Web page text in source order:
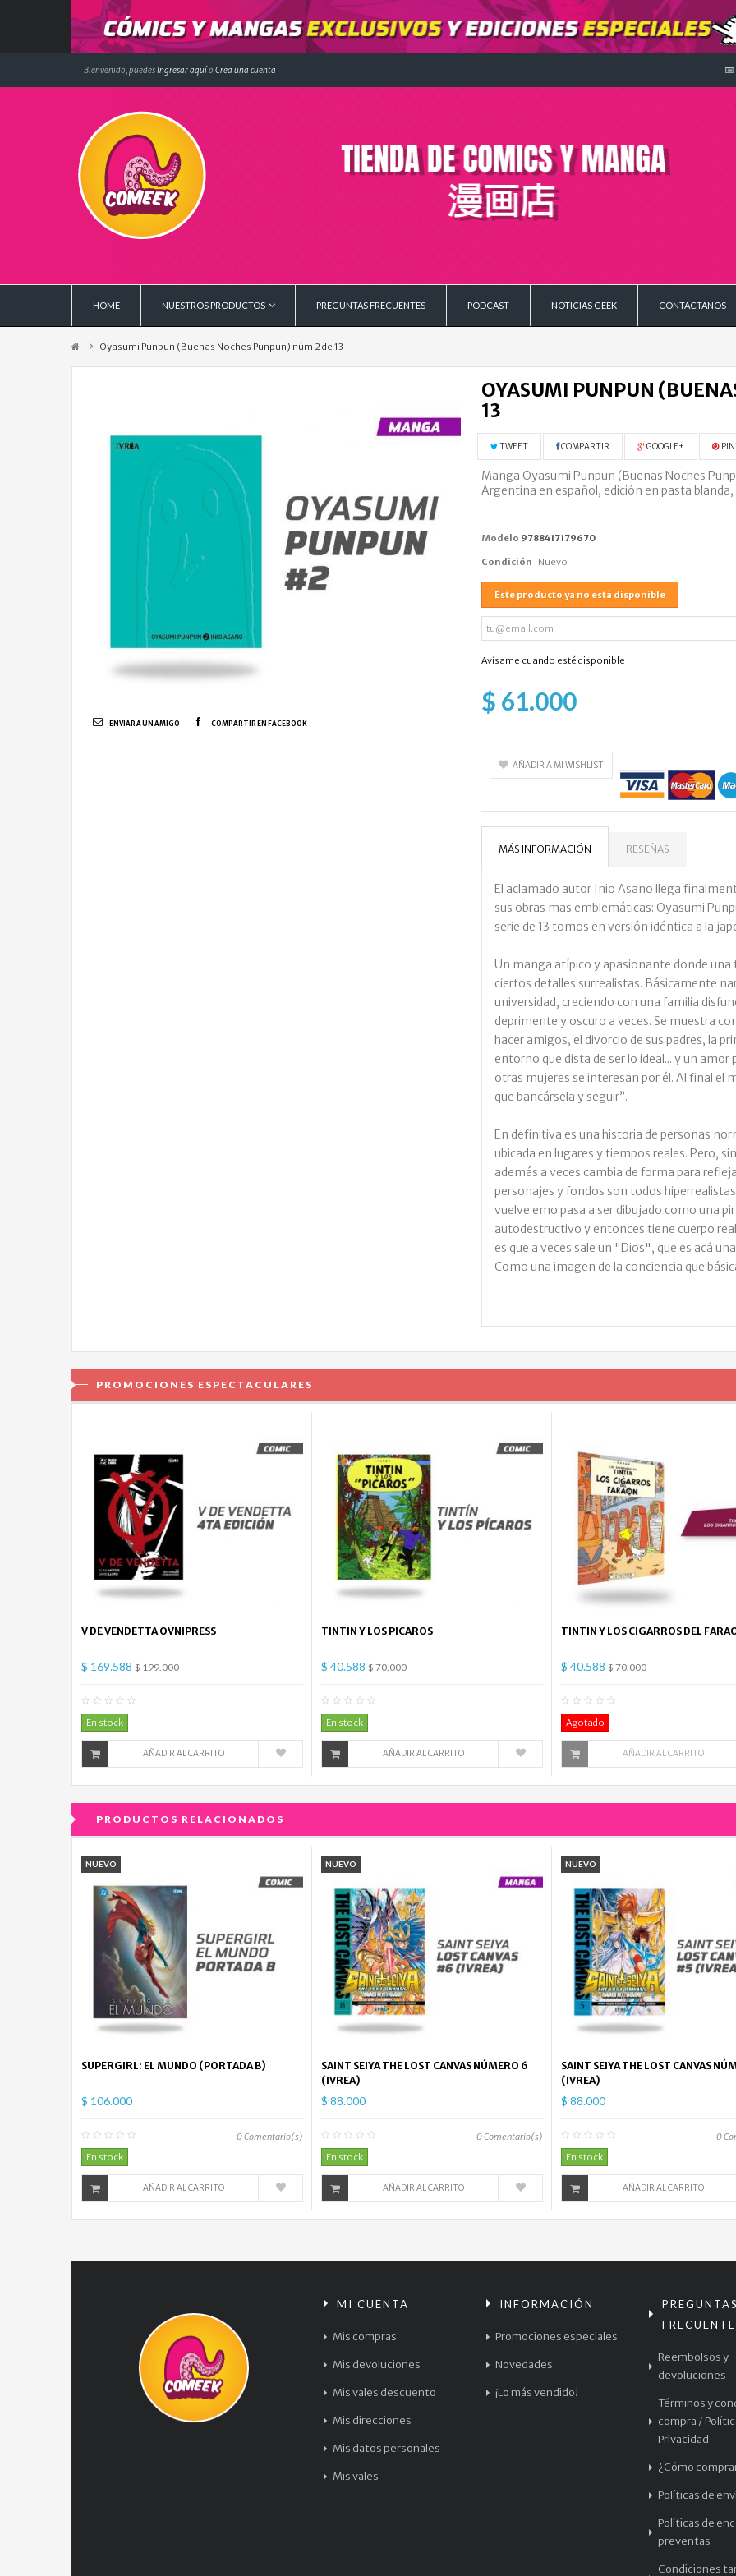
Bienvenido, puedesIngresar aquío Crea una cuenta
HOME NUESTROS PRODUCTOS PREGUNTAS FRECUENTES PODCAST NOTICIAS GEEK CONTÁCTANOS
Oyasumi Punpun (Buenas Noches Punpun) núm 2 de 13
ENVIAR A UN AMIGO COMPARTIR EN FACEBOOK
OYASUMI PUNPUN
13
TWEET COMPARTIR GOOGLE+
Manga Oyasumi Punpun (Buenas Noches
Argentina en español, edición en pasta
Modelo 9788417179670
Condición Nuevo
Este producto ya no está disponible
Avísame cuando esté disponible
$ 61.000
AÑADIR A MI WISHLIST
MÁS INFORMACIÓN RESEÑAS
El aclamado autor Inio Asano llega
sus obras mas emblemáticas: Oyasumi
serie de 13 tomos en versión idéntica a la
Un manga atípico y apasionante donde
ciertos detalles surrealistas. Básicamente
universidad, creciendo con una familia
deprimente y oscuro a veces. Se muestra
hacer amigos, el divorcio de sus padres, la
entorno que dista de ser lo ideal... y un
otras mujeres se interesan por él. Al final el
que bancársela y seguir”.
En definitiva es una historia de personas
ubicada en lugares y tiempos reales. Pero,
además a veces cambia de forma para
personajes y fondos son todos
vuelve emo pasa a ser dibujado como una
autodestructivo y entonces tiene cuerpo
es que a veces sale un "Dios", que es acá
Como una imagen de la conciencia que
PROMOCIONES ESPECTACULARES
V DE VENDETTA OVNIPRESS
$ 169.588 $ 199.000
En stock
AÑADIR AL CARRITO
TINTIN Y LOS PICAROS
$ 40.588 $ 70.000
En stock
AÑADIR AL CARRITO
TINTIN Y LOS CIGARROS DEL
$ 40.588 $ 70.000
Agotado
AÑADIR AL CARRITO
PRODUCTOS RELACIONADOS
NUEVO
SUPERGIRL: EL MUNDO (PORTADA B)
$ 106.000
0Comentario(s)
En stock
AÑADIR AL CARRITO
NUEVO
SAINT SEIYA THE LOST CANVAS NÚMERO 6
(IVREA)
$ 88.000
0Comentario(s)
En stock
AÑADIR AL CARRITO
NUEVO
SAINT SEIYA THE LOST CANVAS
(IVREA)
$ 88.000
0
En stock
AÑADIR AL CARRITO
MI CUENTA
Mis compras
Mis devoluciones
Mis vales descuento
Mis direcciones
Mis datos personales
Mis vales
INFORMACIÓN
Promociones especiales
Novedades
¡Lo más vendido!
PREGUNTAS
Reembolsos y
devoluciones
Términos y
compra /
Privacidad
¿Cómo
Políticas de
Políticas de
preventas
Condiciones